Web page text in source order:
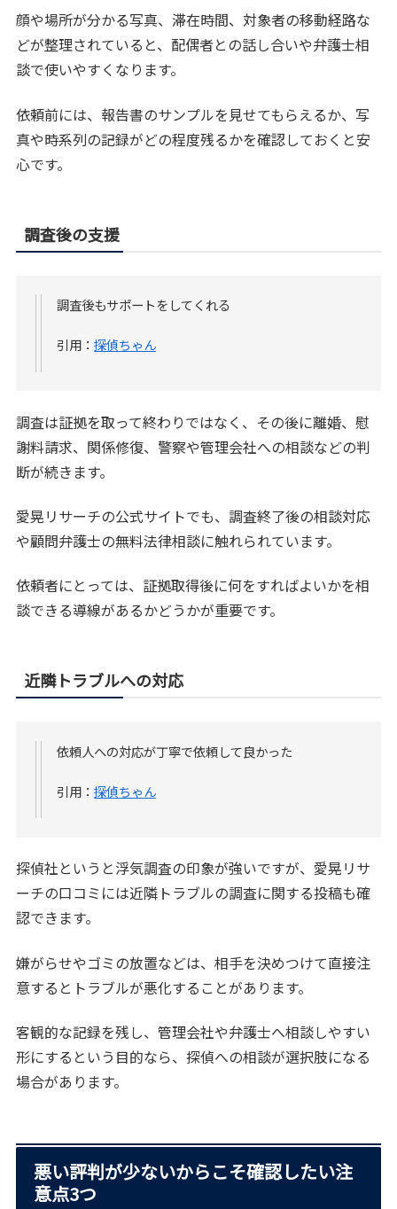
顔や場所が分かる写真、滞在時間、対象者の移動経路な
どが整理されていると、配偶者との話し合いや弁護士相
談で使いやすくなります。
依頼前には、報告書のサンプルを見せてもらえるか、写
真や時系列の記録がどの程度残るかを確認しておくと安
心です。
調査後の支援
調査後もサポートをしてくれる
引用：探偵ちゃん
調査は証拠を取って終わりではなく、その後に離婚、慰
謝料請求、関係修復、警察や管理会社への相談などの判
断が続きます。
愛晃リサーチの公式サイトでも、調査終了後の相談対応
や顧問弁護士の無料法律相談に触れられています。
依頼者にとっては、証拠取得後に何をすればよいかを相
談できる導線があるかどうかが重要です。
近隣トラブルへの対応
依頼人への対応が丁寧で依頼して良かった
引用：探偵ちゃん
探偵社というと浮気調査の印象が強いですが、愛晃リサ
ーチの口コミには近隣トラブルの調査に関する投稿も確
認できます。
嫌がらせやゴミの放置などは、相手を決めつけて直接注
意するとトラブルが悪化することがあります。
客観的な記録を残し、管理会社や弁護士へ相談しやすい
形にするという目的なら、探偵への相談が選択肢になる
場合があります。
悪い評判が少ないからこそ確認したい注
意点3つ